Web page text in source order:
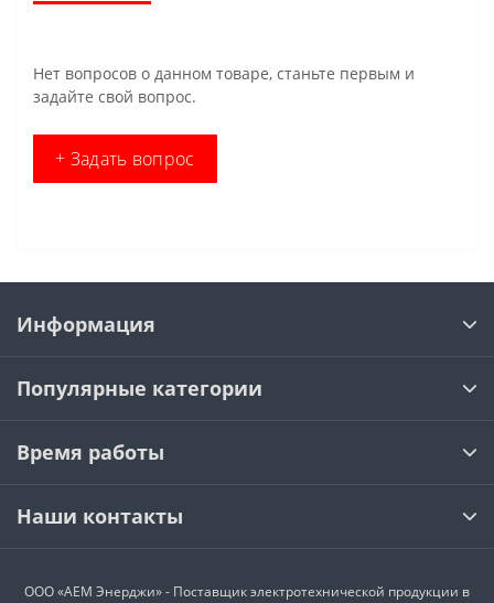
Нет вопросов о данном товаре, станьте первым и
задайте свой вопрос.
+ Задать вопрос
Информация
Популярные категории
Время работы
Наши контакты
ООО «АЕМ Энерджи» - Поставщик электротехнической продукции в